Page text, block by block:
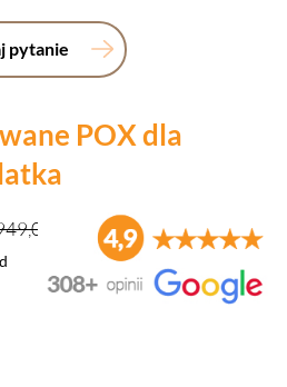
pytanie
POX dla
zł